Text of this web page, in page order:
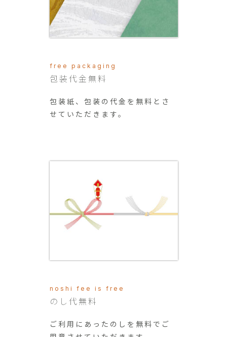
free packaging
包装代金無料
包装紙、包装の代金を無料とさ
せていただきます。
noshi fee is free
のし代無料
ご利用にあったのしを無料でご